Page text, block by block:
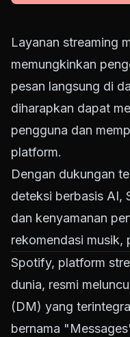
Layanan streaming
memungkinkan
pesan langsung di
diharapkan dapat
pengguna dan
platform.
Dengan dukungan
deteksi berbasis AI,
dan kenyamanan
rekomendasi musik,
Spotify, platform
dunia, resmi
(DM) yang
bernama